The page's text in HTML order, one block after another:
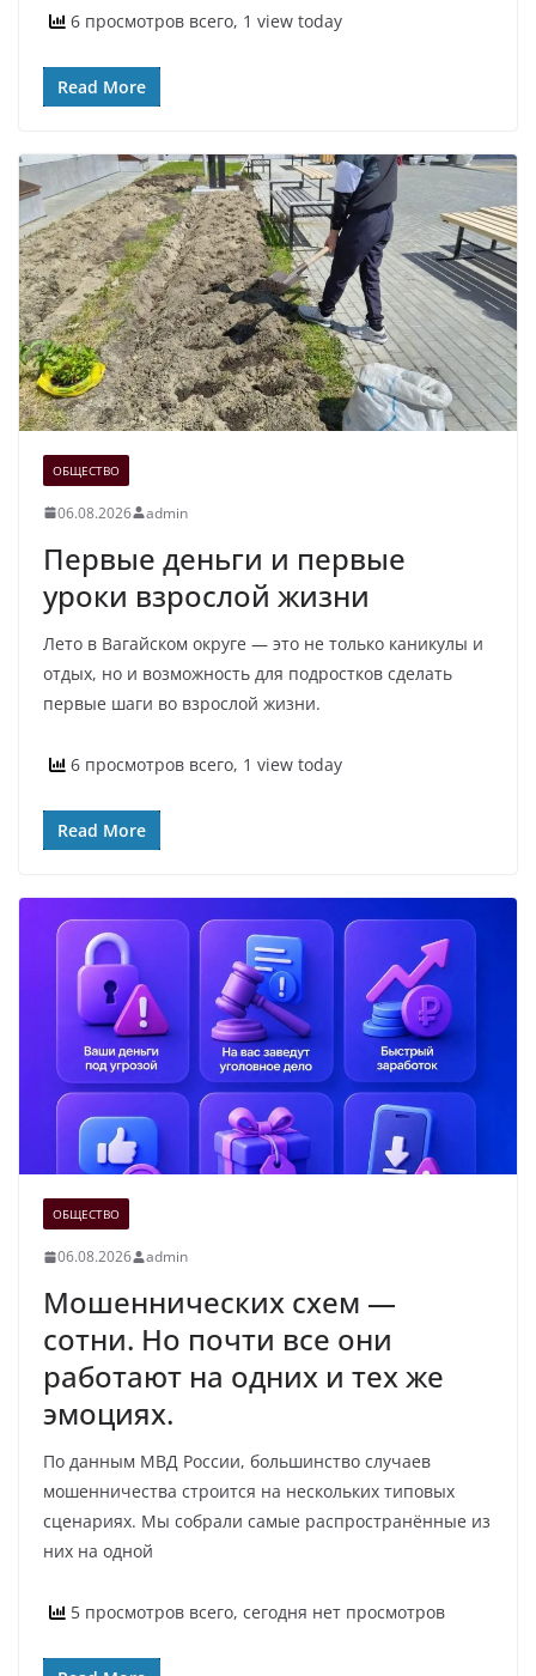
6 просмотров всего, 1 view today
Read More
ОБЩЕСТВО
06.08.2026 admin
Первые деньги и первые
уроки взрослой жизни
Лето в Вагайском округе — это не только каникулы и
отдых, но и возможность для подростков сделать
первые шаги во взрослой жизни.
6 просмотров всего, 1 view today
Read More
ОБЩЕСТВО
06.08.2026 admin
Мошеннических схем —
сотни. Но почти все они
работают на одних и тех же
эмоциях.
По данным МВД России, большинство случаев
мошенничества строится на нескольких типовых
сценариях. Мы собрали самые распространённые из
них на одной
5 просмотров всего, сегодня нет просмотров